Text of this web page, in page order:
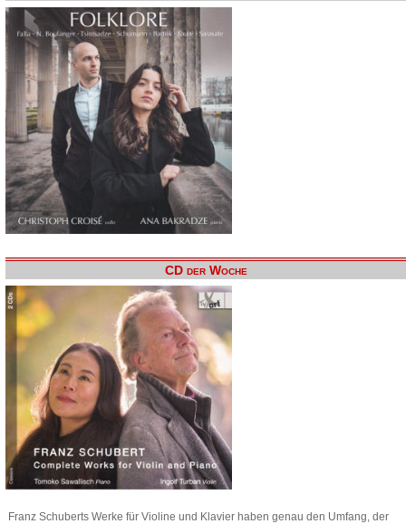
CD der Woche
Franz Schuberts Werke für Violine und Klavier haben genau den Umfang, der